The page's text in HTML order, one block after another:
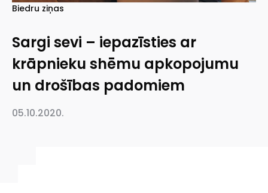
Biedru ziņas
Sargi sevi – iepazīsties ar
krāpnieku shēmu apkopojumu
un drošības padomiem
05.10.2020.